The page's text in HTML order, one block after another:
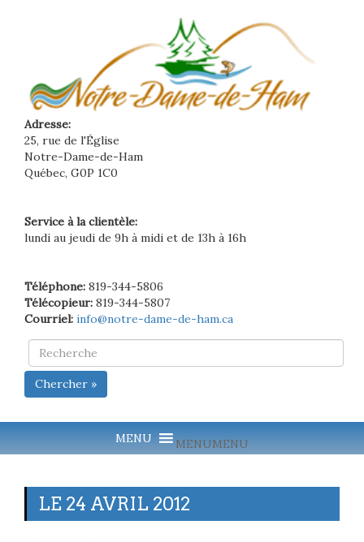
Adresse:
25, rue de l'Église
Notre-Dame-de-Ham
Québec, G0P 1C0
Service à la clientèle:
lundi au jeudi de 9h à midi et de 13h à 16h
Téléphone: 819-344-5806
Télécopieur: 819-344-5807
Courriel: info@notre-dame-de-ham.ca
Chercher »
MENUMENU
LE 24 AVRIL 2012